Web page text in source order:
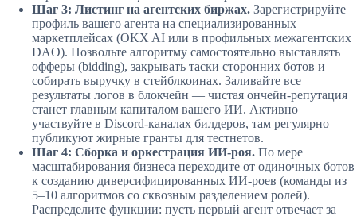
Шаг 3: Листинг на агентских биржах. Зарегистрируйте
профиль вашего агента на специализированных
маркетплейсах (OKX AI или в профильных межагентских
DAO). Позвольте алгоритму самостоятельно выставлять
офферы (bidding), закрывать таски сторонних ботов и
собирать выручку в стейблкоинах. Заливайте все
результаты логов в блокчейн — чистая ончейн-репутация
станет главным капиталом вашего ИИ. Активно
участвуйте в Discord-каналах билдеров, там регулярно
публикуют жирные гранты для тестнетов.
Шаг 4: Сборка и оркестрация ИИ-роя. По мере
масштабирования бизнеса переходите от одиночных ботов
к созданию диверсифицированных ИИ-роев (команды из
5–10 алгоритмов со сквозным разделением ролей).
Распределите функции: пусть первый агент отвечает за